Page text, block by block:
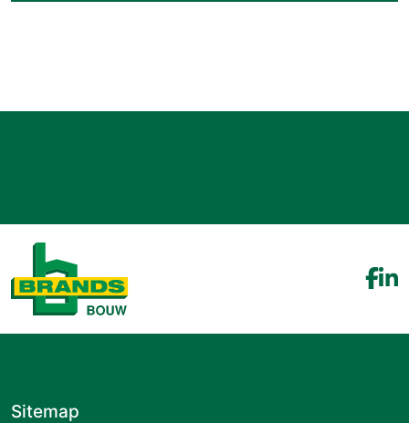
Sitemap